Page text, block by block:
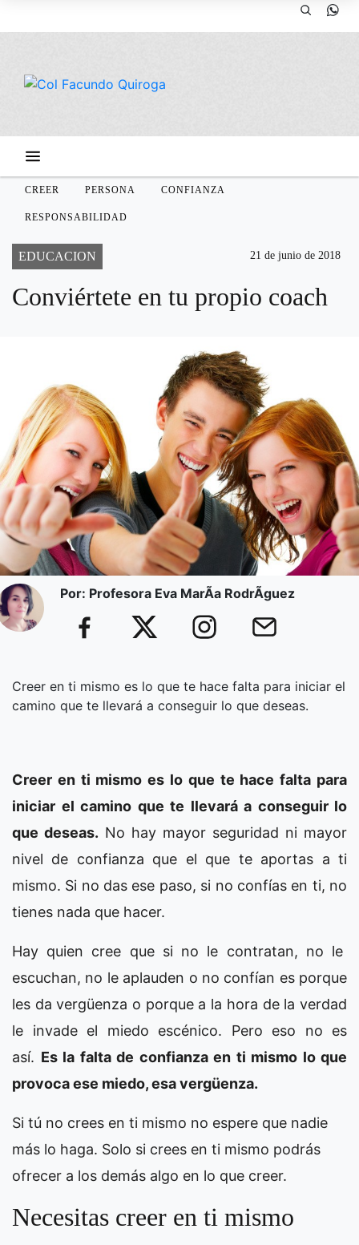
CREER PERSONA CONFIANZA
RESPONSABILIDAD
EDUCACION 21 de junio de 2018
Conviértete en tu propio coach
Por: Profesora Eva MarÃ­a RodrÃ­guez
Creer en ti mismo es lo que te hace falta para iniciar el
camino que te llevará a conseguir lo que deseas.
Creer en ti mismo es lo que te hace falta para
iniciar el camino que te llevará a conseguir lo
que deseas. No hay mayor seguridad ni mayor
nivel de confianza que el que te aportas a ti
mismo. Si no das ese paso, si no confías en ti, no
tienes nada que hacer.
Hay quien cree que si no le contratan, no le
escuchan, no le aplauden o no confían es porque
les da vergüenza o porque a la hora de la verdad
le invade el miedo escénico. Pero eso no es
así. Es la falta de confianza en ti mismo lo que
provoca ese miedo, esa vergüenza.
Si tú no crees en ti mismo no espere que nadie
más lo haga. Solo si crees en ti mismo podrás
ofrecer a los demás algo en lo que creer.
Necesitas creer en ti mismo